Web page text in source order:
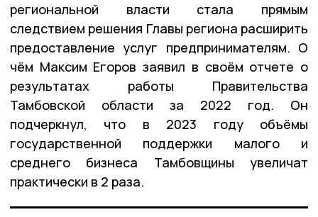
региональной власти стала прямым
следствием решения Главы региона расширить
предоставление услуг предпринимателям. О
чём Максим Егоров заявил в своём отчете о
результатах работы Правительства
Тамбовской области за 2022 год. Он
подчеркнул, что в 2023 году объёмы
государственной поддержки малого и
среднего бизнеса Тамбовщины увеличат
практически в 2 раза.